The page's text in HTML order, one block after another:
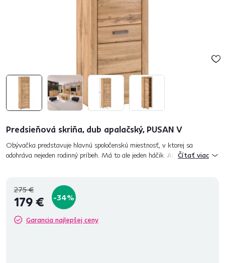
Predsieňová skriňa, dub apalačský, PUSAN V
Obývačka predstavuje hlavnú spoločenskú miestnosť, v ktorej sa
odohráva nejeden rodinný príbeh. Má to ale jeden háčik. Aby sa rodinný
Čítať viac
275 €
179 € -34%
Garancia najlepšej ceny